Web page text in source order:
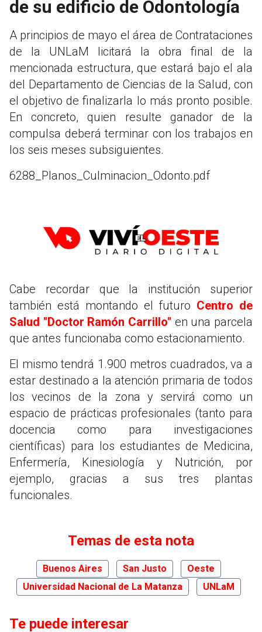
de su edificio de Odontología
A principios de mayo el área de Contrataciones
de la UNLaM licitará la obra final de la
mencionada estructura, que estará bajo el ala
del Departamento de Ciencias de la Salud, con
el objetivo de finalizarla lo más pronto posible.
En concreto, quien resulte ganador de la
compulsa deberá terminar con los trabajos en
los seis meses subsiguientes.
6288_Planos_Culminacion_Odonto.pdf
Cabe recordar que la institución superior
también está montando el futuro Centro de
Salud "Doctor Ramón Carrillo" en una parcela
que antes funcionaba como estacionamiento.
El mismo tendrá 1.900 metros cuadrados, va a
estar destinado a la atención primaria de todos
los vecinos de la zona y servirá como un
espacio de prácticas profesionales (tanto para
docencia como para investigaciones
científicas) para los estudiantes de Medicina,
Enfermería, Kinesiología y Nutrición, por
ejemplo, gracias a sus tres plantas
funcionales.
Temas de esta nota
Buenos Aires San Justo
Oeste
Universidad Nacional de La Matanza
UNLaM
Te puede interesar